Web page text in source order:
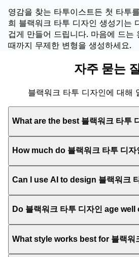
영감을 찾는 타투이스트든 첫 타투
희 블랙워크 타투 디자인 생성기는
겁게 만들어 드립니다. 마음에 드는
때까지 무제한 변형을 생성하세요.
자주 묻는
블랙워크 타투 디자인에 대해
What are the best 블랙워크 타투
How much do 블랙워크 타투 디
Can I use AI to design 블랙워크
Do 블랙워크 타투 디자인 age
What style works best for 블랙워